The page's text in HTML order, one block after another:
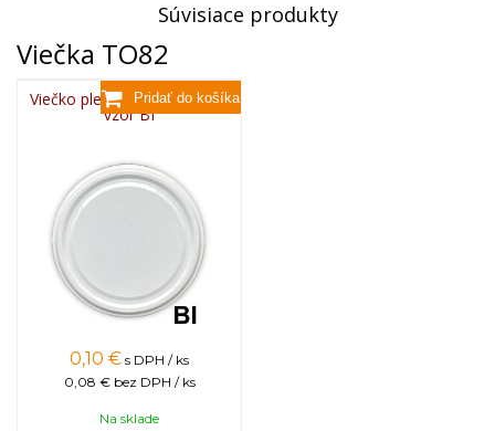
Súvisiace produkty
Viečka TO82
Viečko plechové TWIST 82 -
vzor BI
0,10 € s DPH / ks
0,08 € bez DPH / ks
Na sklade